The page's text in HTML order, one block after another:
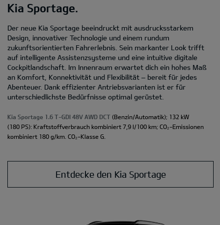
Kia Sportage.
Der neue Kia Sportage beeindruckt mit ausdrucksstarkem
Design, innovativer Technologie und einem rundum
zukunftsorientierten Fahrerlebnis. Sein markanter Look trifft
auf intelligente Assistenzsysteme und eine intuitive digitale
Cockpitlandschaft. Im Innenraum erwartet dich ein hohes Maß
an Komfort, Konnektivität und Flexibilität – bereit für jedes
Abenteuer. Dank effizienter Antriebsvarianten ist er für
unterschiedlichste Bedürfnisse optimal gerüstet.
Kia Sportage 1.6 T-GDI 48V AWD DCT (Benzin/Automatik); 132 kW
(180 PS): Kraftstoffverbrauch kombiniert 7,9 l/100 km; CO₂-Emissionen
kombiniert 180 g/km. CO₂-Klasse G.
Entdecke den Kia Sportage